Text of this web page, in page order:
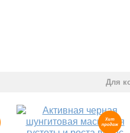
Для